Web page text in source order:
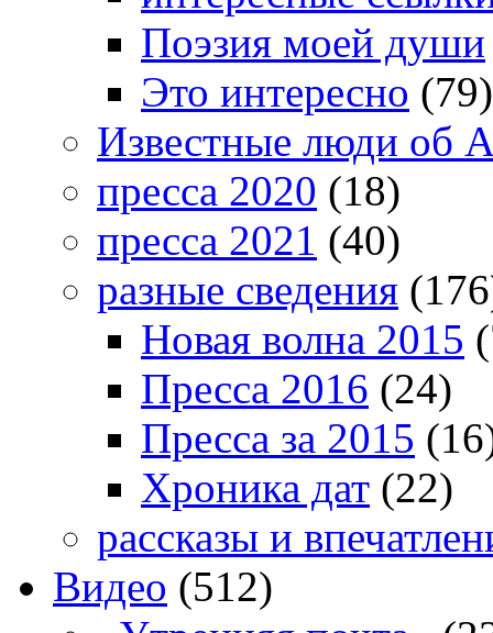
Поэзия моей души
Это интересно (79)
Известные люди об
пресса 2020 (18)
пресса 2021 (40)
разные сведения
Новая волна 2015
Пресса 2016 (24)
Пресса за 2015
Хроника дат (22)
рассказы и
Видео (512)